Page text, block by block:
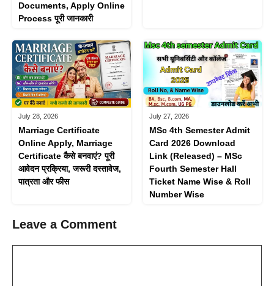
Documents, Apply Online
Process पूरी जानकारी
July 28, 2026
Marriage Certificate
Online Apply, Marriage
Certificate कैसे बनवाएं? पूरी
आवेदन प्रक्रिया, जरूरी दस्तावेज,
पात्रता और फीस
July 27, 2026
MSc 4th Semester Admit
Card 2026 Download
Link (Released) – MSc
Fourth Semester Hall
Ticket Name Wise & Roll
Number Wise
Leave a Comment